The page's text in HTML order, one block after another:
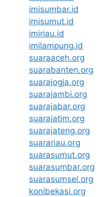
imisumbar.id
imisumut.id
imiriau.id
imilampung.id
suaraaceh.org
suarabanten.org
suarajogja.org
suarajambi.org
suarajabar.org
suarajatim.org
suarajateng.org
suarariau.org
suarasumut.org
suarasumbar.org
suarasumsel.org
konibekasi.org